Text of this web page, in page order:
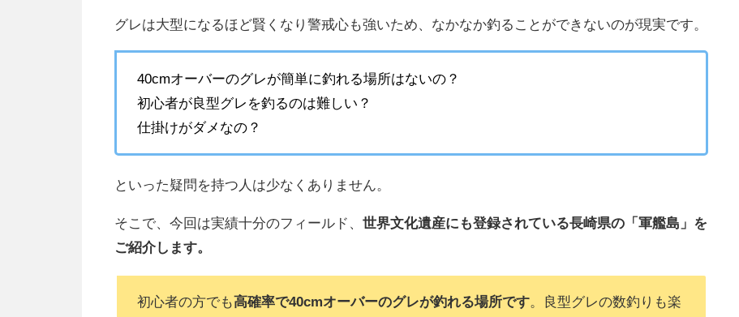
グレは大型になるほど賢くなり警戒心も強いため、なかなか釣ることができないのが現実です。
40cmオーバーのグレが簡単に釣れる場所はないの？
初心者が良型グレを釣るのは難しい？
仕掛けがダメなの？
といった疑問を持つ人は少なくありません。
そこで、今回は実績十分のフィールド、 世界文化遺産にも登録されている長崎県の「軍艦島」を
ご紹介します。
初心者の方でも高確率で40cmオーバーのグレが釣れる場所です 。良型グレの数釣りも楽